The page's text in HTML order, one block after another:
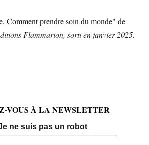
Comment prendre soin du monde" de
Flammarion, sorti en janvier 2025.
VOUS À LA NEWSLETTER
ne suis pas un robotEmail